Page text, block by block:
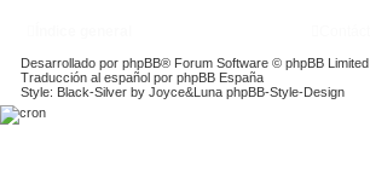
Desarrollado por phpBB® Forum Software © phpBB Limited
Traducción al español por phpBB España
Style: Black-Silver by Joyce&Luna phpBB-Style-Design